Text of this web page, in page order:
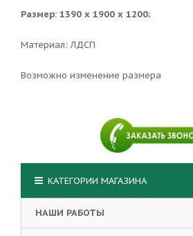
Размер: 1390 х 1900 х 1200;
Материал: ЛДСП
Возможно изменение размера
КАТЕГОРИИ МАГАЗИНА
НАШИ РАБОТЫ